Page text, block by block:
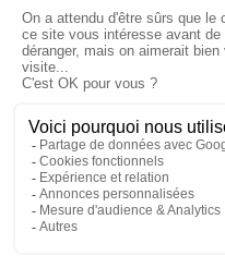
Le choix de la qualité
Le Comité Scientifique Audilab
Nos partenaires
Rejoignez le réseau Audilab
Contactez-nous